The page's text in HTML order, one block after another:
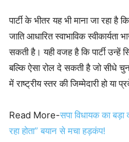
पार्टी के भीतर यह भी माना जा रहा
जाति आधारित स्वाभाविक
सकती है। यही वजह है कि पार्टी उन्हें
बल्कि ऐसा रोल दे सकती है जो सीधे
में राष्ट्रीय स्तर की जिम्मेदारी हो या
Read More-सपा विधायक का बड़ा
रहा होता” बयान से मचा हड़कंप!